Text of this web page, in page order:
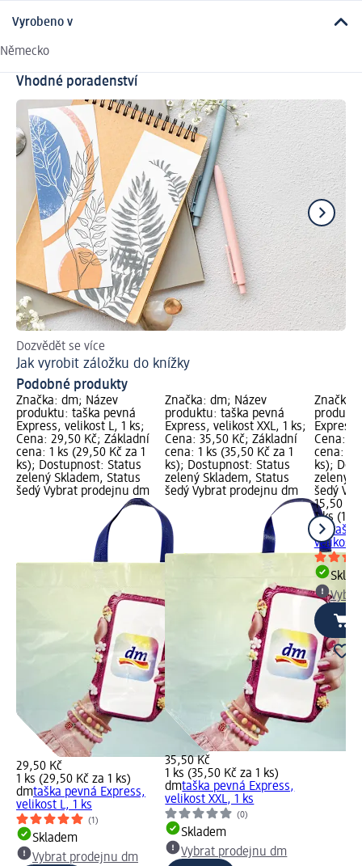
Vyrobeno v
Německo
Vhodné poradenství
Dozvědět se více
Jak vyrobit záložku do knížky
Podobné produkty
Značka: dm; Název
produktu: taška pevná
Express, velikost L, 1 ks;
Cena: 29,50 Kč; Základní
cena: 1 ks (29,50 Kč za 1
ks); Dostupnost: Status
zelený Skladem, Status
šedý Vybrat prodejnu dm
29,50 Kč
1 ks (29,50 Kč za 1 ks)
dmtaška pevná Express,
velikost L, 1 ks
(1)
Skladem
Vybrat prodejnu dm
Značka: dm; Název
produktu: taška pevná
Express, velikost XXL, 1 ks;
Cena: 35,50 Kč; Základní
cena: 1 ks (35,50 Kč za 1
ks); Dostupnost: Status
zelený Skladem, Status
šedý Vybrat prodejnu dm
35,50 Kč
1 ks (35,50 Kč za 1 ks)
dmtaška pevná Express,
velikost XXL, 1 ks
(0)
Skladem
Vybrat prodejnu dm
Značka:
Cena:
cena: 1
ks);
zelený
šedý
15,50 Kč
1 ks
dm
velikost